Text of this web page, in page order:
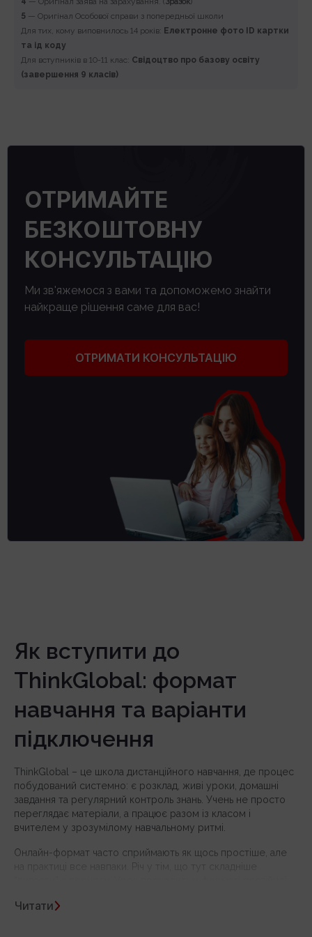
5 — Оригінал Особової справи з попередньої школи
Для тих, кому виповнилось 14 років: Електронне фото ID картки
та ід коду
Для вступників в 10-11 клас: Свідоцтво про базову освіту
(завершення 9 класів)
ОТРИМАЙТЕ
БЕЗКОШТОВНУ
КОНСУЛЬТАЦІЮ
Ми зв'яжемося з вами та допоможемо знайти
найкраще рішення саме для вас!
ОТРИМАТИ КОНСУЛЬТАЦІЮ
Як вступити до
ThinkGlobal: формат
навчання та варіанти
підключення
ThinkGlobal – це школа дистанційного навчання, де процес
побудований системно: є розклад, живі уроки, домашні
завдання та регулярний контроль знань. Учень не просто
переглядає матеріали, а працює разом із класом і
вчителем у зрозумілому навчальному ритмі.
Онлайн-формат часто сприймають як щось простіше, але
відповідають, виконують завдання під час заняття. Вчитель
Читати